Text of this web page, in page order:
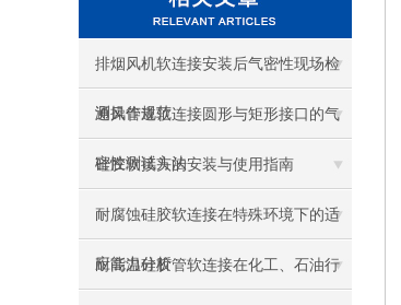
排烟风机软连接安装后气密性现场检
测操作规范
通风管道软连接圆形与矩形接口的气
密性测试方法
硅胶软接头的安装与使用指南
耐腐蚀硅胶软连接在特殊环境下的适
应能力分析
耐高温硅胶管软连接在化工、石油行